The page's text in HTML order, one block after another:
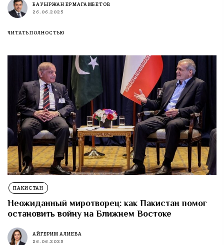
БАУЫРЖАН ЕРМАГАМБЕТОВ
26.06.2025
ЧИТАТЬ ПОЛНОСТЬЮ
ПАКИСТАН
Неожиданный миротворец: как Пакистан помог
остановить войну на Ближнем Востоке
АЙГЕРИМ АЛИЕВА
26.06.2025